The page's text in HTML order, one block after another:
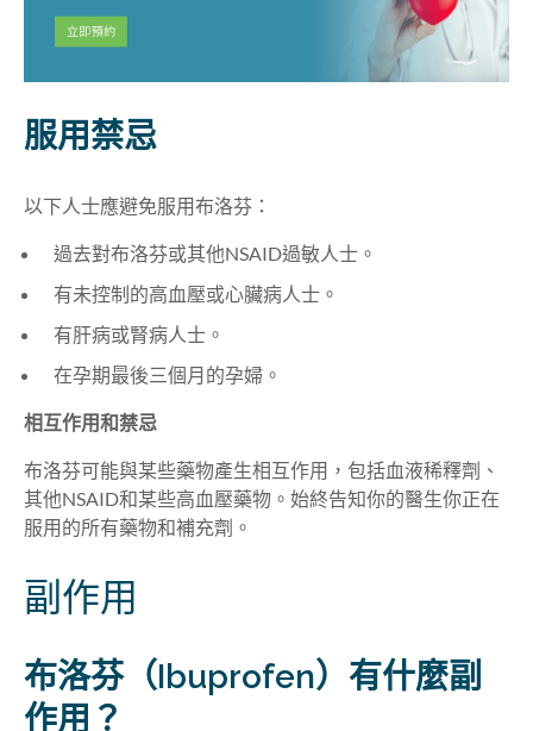
服用禁忌
以下人士應避免服用布洛芬 ：
過去對布洛芬或其他NSAID過敏人士 。
有未控制的高血壓或心臟病人士 。
有肝病或腎病人士 。
在孕期最後三個月的孕婦 。
相互作用和禁忌
布洛芬可能與某些藥物產生相互作用，包括血液稀釋劑、
其他NSAID和某些高血壓藥物。始終告知你的醫生你正在
服用的所有藥物和補充劑。
副作用
布洛芬（Ibuprofen） 有什麼副
作用？